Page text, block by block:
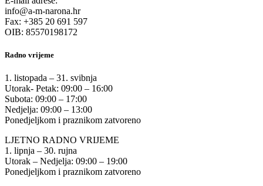
info@a-m-narona.hr
Fax: +385 20 691 597
OIB: 85570198172
Radno vrijeme
1. listopada – 31. svibnja
Utorak- Petak: 09:00 – 16:00
Subota: 09:00 – 17:00
Nedjelja: 09:00 – 13:00
Ponedjeljkom i praznikom zatvoreno
LJETNO RADNO VRIJEME
1. lipnja – 30. rujna
Utorak – Nedjelja: 09:00 – 19:00
Ponedjeljkom i praznikom zatvoreno